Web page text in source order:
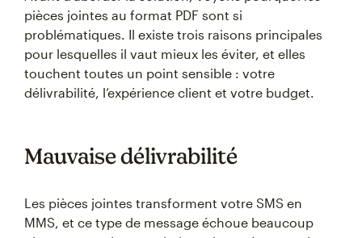
pièces jointes au format PDF sont si
problématiques. Il existe trois raisons principales
pour lesquelles il vaut mieux les éviter, et elles
touchent toutes un point sensible : votre
délivrabilité, l’expérience client et votre budget.
Mauvaise délivrabilité
Les pièces jointes transforment votre SMS en
MMS, et ce type de message échoue beaucoup